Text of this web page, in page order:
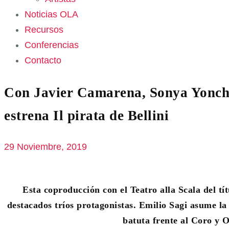
Noticias OLA
Recursos
Conferencias
Contacto
Con Javier Camarena, Sonya
estrena Il pirata de Bellini
29 Noviembre, 2019
Esta coproducción con el Teatro alla Scala del
destacados tríos protagonistas. Emilio Sagi asume
batuta frente al Coro y